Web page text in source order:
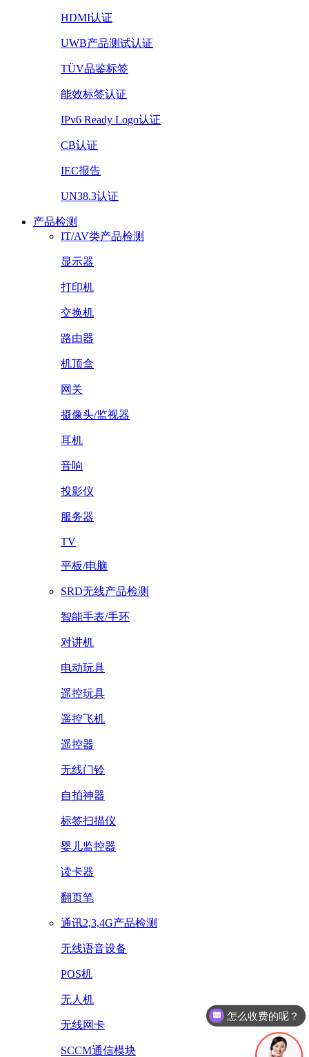
HDMI认证
UWB产品测试认证
TÜV品鉴标签
能效标签认证
IPv6 Ready Logo认证
CB认证
IEC报告
UN38.3认证
产品检测
IT/AV类产品检测
显示器
打印机
交换机
路由器
机顶盒
网关
摄像头/监视器
耳机
音响
投影仪
服务器
TV
平板/电脑
SRD无线产品检测
智能手表/手环
对讲机
电动玩具
遥控玩具
遥控飞机
遥控器
无线门铃
自拍神器
标签扫描仪
婴儿监控器
读卡器
翻页笔
通讯2,3,4G产品检测
无线语音设备
POS机
无人机
无线网卡
SCCM通信模块
怎么收费的呢？